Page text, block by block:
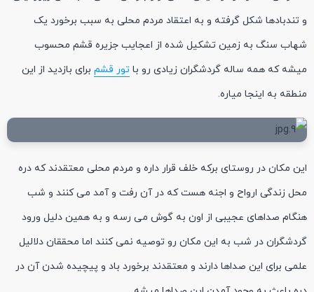
و تندبادها شکل گرفته و به اعتقاد مردم محلی به سبب برخورد یک
شهاب سنگ به زمین تشکیل شده از اعجایب جزیره قشم محسوب
میشه که همه ساله گردشگران زیادی رو با تور قشم برای بازدید از این
منطقه به اینجا میاره.
این مکان در روستای برکه خلف قرار داره و مردم محلی معتقدند که دره
محل زندگی ارواح و اجنه هست که در آن رفت و آمد می کنند و شب
هنگام صداهای عجیبی از اون به گوش می رسه و به همین دلیل ورود
گردشگران در شب به این مکان رو توصیه نمی کنند اما محققان دلالیل
علمی برای این صداها دارند و معتقدند برخورد باد و پیچیده شدن آن در